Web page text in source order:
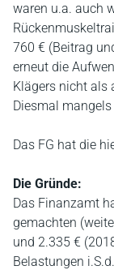
waren u.a. auch
760 € (Beitrag
erneut die
Klägers nicht als
Diesmal
Das FG hat die
Die Gründe:
Das Finanzamt
gemachten
und 2.335 €
Belastungen